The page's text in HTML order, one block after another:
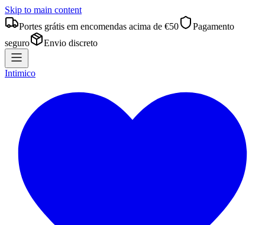
Skip to main content
Portes grátis em encomendas acima de €50
Pagamento
seguro
Envio discreto
Intimico